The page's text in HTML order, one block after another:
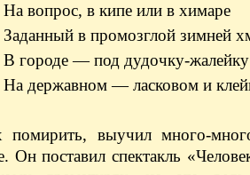
На вопрос, в кипе или в химаре
Заданный в промозглой зимней
В городе — под дудочку-жалейку
На державном — ласковом и
помирить, выучил много-
Он поставил спектакль